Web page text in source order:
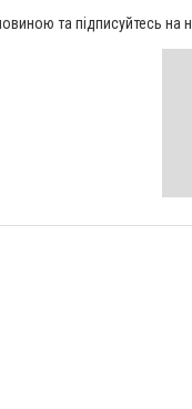
та підписуйтесь на